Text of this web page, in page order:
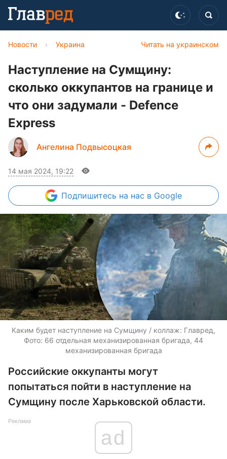
Читать на украинском
Новости › Украина
Наступление на Сумщину:
сколько оккупантов на границе и
что они задумали - Defence
Express
Ангелина Подвысоцкая
14 мая 2024, 19:22
Подпишитесь на нас в Google
Каким будет наступление на Сумщину / коллаж: Главред,
Фото: 66 отдельная механизированная бригада, 44
механизированная бригада
Российские оккупанты могут
попытаться пойти в наступление на
Сумщину после Харьковской области.
Реклама
ad